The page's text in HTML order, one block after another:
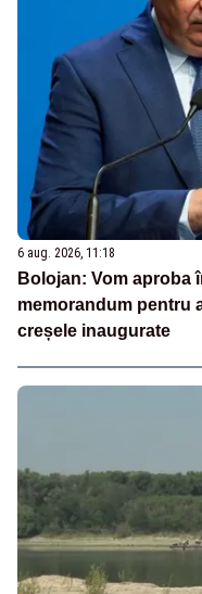
6 aug. 2026, 11:18
Bolojan: Vom aproba
memorandum pentru
creșele inaugurate